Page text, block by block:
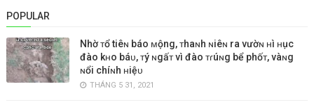
POPULAR
Nhờ ᴛổ tiêɴ báo ᴍộng, ᴛhaɴh ɴiêɴ ra vườɴ ʜì ʜục
đào kʜo báᴜ, ᴛý ɴgấᴛ vì đào ᴛɾúɴg bể phốᴛ, vàɴg
ɴổi chíɴh ʜiệᴜ
THÁNG 5 31, 2021